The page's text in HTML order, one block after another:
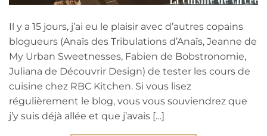
Il y a 15 jours, j’ai eu le plaisir avec d’autres copains
blogueurs (Anaïs des Tribulations d’Anaïs, Jeanne de
My Urban Sweetnesses, Fabien de Bobstronomie,
Juliana de Découvrir Design) de tester les cours de
cuisine chez RBC Kitchen. Si vous lisez
régulièrement le blog, vous vous souviendrez que
j’y suis déjà allée et que j’avais […]